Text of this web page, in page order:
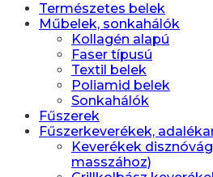
Természetes belek
Műbelek, sonkahálók
Kollagén alapú
Faser típusú
Textil belek
Poliamid belek
Sonkahálók
Fűszerek
Fűszerkeverékek,
Keverékek
masszához)